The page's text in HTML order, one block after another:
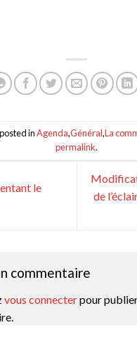
inAgenda,Général,La
permalink.
le
de
commentaire
vous connecterpour